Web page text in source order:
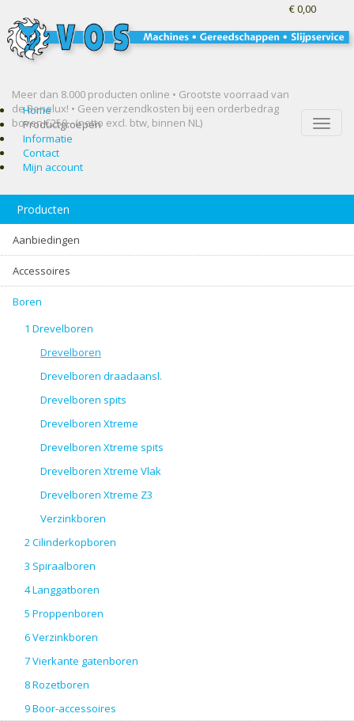
Meer dan 8.000 producten online • Grootste voorraad van
de Benelux! • Geen verzendkosten bij een orderbedrag
boven €250,- (netto excl. btw, binnen NL)
€ 0,00
Toggle
Home
Productgroepen
Informatie
Contact
Mijn account
Producten
Aanbiedingen
Accessoires
Boren
1 Drevelboren
Drevelboren
Drevelboren draadaansl.
Drevelboren spits
Drevelboren Xtreme
Drevelboren Xtreme spits
Drevelboren Xtreme Vlak
Drevelboren Xtreme Z3
Verzinkboren
2 Cilinderkopboren
3 Spiraalboren
4 Langgatboren
5 Proppenboren
6 Verzinkboren
7 Vierkante gatenboren
8 Rozetboren
9 Boor-accessoires